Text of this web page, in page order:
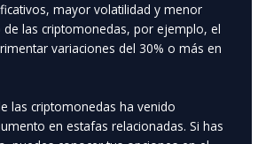
mayor volatilidad y menor
de las criptomonedas, por ejemplo, el
variaciones del 30% o más en
las criptomonedas ha venido
en estafas relacionadas. Si has